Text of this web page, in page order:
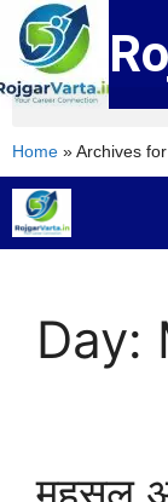
Home »Archives
Day: